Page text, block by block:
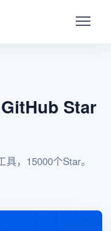
Star
，15000个Star。